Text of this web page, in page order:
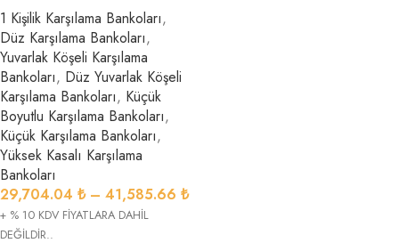
1 Kişilik Karşılama Bankoları,
Düz Karşılama Bankoları,
Yuvarlak Köşeli Karşılama
Bankoları, Düz Yuvarlak Köşeli
Karşılama Bankoları, Küçük
Boyutlu Karşılama Bankoları,
Küçük Karşılama Bankoları,
Yüksek Kasalı Karşılama
Bankoları
29,704.04 ₺ – 41,585.66 ₺
+ % 10 KDV FİYATLARA DAHİL
DEĞİLDİR..